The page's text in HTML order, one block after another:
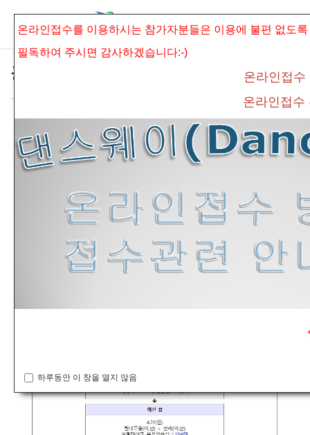
공지사항
제55회 전국신인무용경연대회 참가자 공지
사항
connet 조회 수775 추천 수 0 댓글0
팝업노출안함
온라인접수를 이용하시는 참가자분들은 이용에 불편 없도록
필독하여 주시면 감사하겠습니다:-)
온라인접수
온라인접
하루동안 이 창을 열지 않음
Sketchbook5, 스케치북5
Sketchbook5, 스케치북5